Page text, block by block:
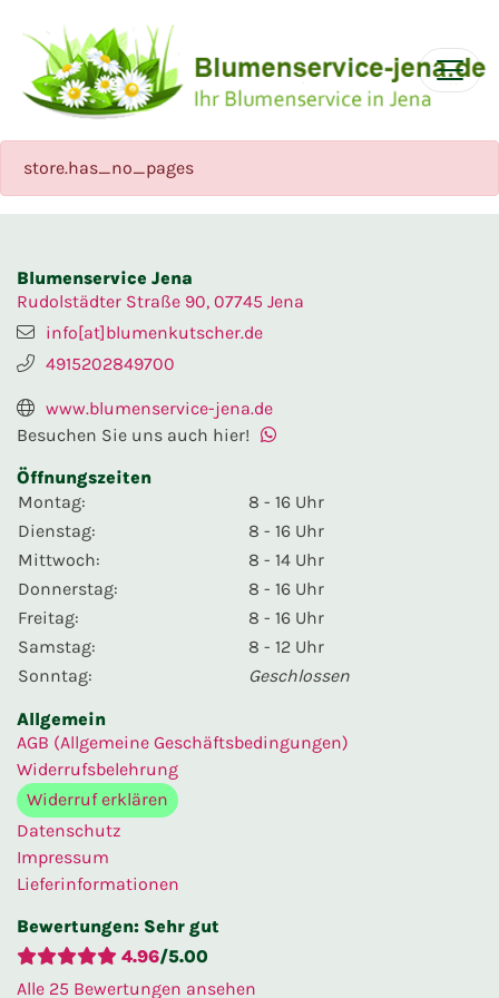
store.has_no_pages
Blumenservice Jena
Rudolstädter Straße 90, 07745 Jena
info[at]blumenkutscher.de
4915202849700
www.blumenservice-jena.de
Besuchen Sie uns auch hier!
Öffnungszeiten
Montag:
8 - 16 Uhr
Dienstag:
8 - 16 Uhr
Mittwoch:
8 - 14 Uhr
Donnerstag:
8 - 16 Uhr
Freitag:
8 - 16 Uhr
Samstag:
8 - 12 Uhr
Sonntag:
Geschlossen
Allgemein
AGB (Allgemeine Geschäftsbedingungen)
Widerrufsbelehrung
Widerruf erklären
Datenschutz
Impressum
Lieferinformationen
Bewertungen: Sehr gut
4.96/5.00
Alle 25 Bewertungen ansehen